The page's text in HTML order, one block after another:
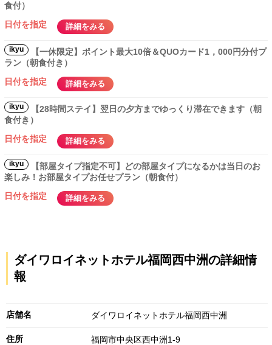
食付）
日付を指定
詳細をみる
ikyu
【一休限定】ポイント最大10倍＆QUOカード1，000円分付プ
ラン（朝食付き）
日付を指定
詳細をみる
ikyu
【28時間ステイ】翌日の夕方までゆっくり滞在できます（朝
食付き）
日付を指定
詳細をみる
ikyu
【部屋タイプ指定不可】どの部屋タイプになるかは当日のお
楽しみ！お部屋タイプお任せプラン（朝食付）
日付を指定
詳細をみる
ダイワロイネットホテル福岡西中洲の詳細情
報
店舗名 ダイワロイネットホテル福岡西中洲
住所 福岡市中央区西中洲1-9